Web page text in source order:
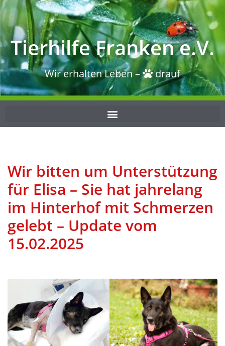
Tierhilfe Franken e.V.
Wir erhalten Leben – drauf
Wir bitten um Unterstützung
für Elisa – Sie hat jahrelang
im Hinterhof mit Schmerzen
gelebt – Update vom
15.02.2025